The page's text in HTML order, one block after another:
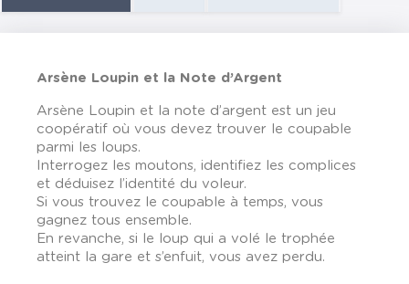
Arsène Loupin et la Note d’Argent
Arsène Loupin et la note d’argent est un jeu
coopératif où vous devez trouver le coupable
parmi les loups.
Interrogez les moutons, identifiez les complices
et déduisez l’identité du voleur.
Si vous trouvez le coupable à temps, vous
gagnez tous ensemble.
En revanche, si le loup qui a volé le trophée
atteint la gare et s’enfuit, vous avez perdu.